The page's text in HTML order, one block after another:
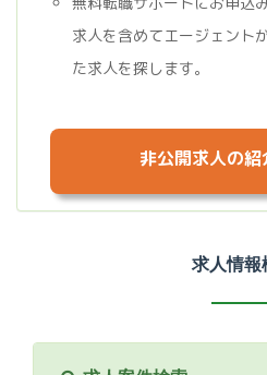
求人を含めてエージェント
た求人を探します。
非公開求人の紹
求人情報